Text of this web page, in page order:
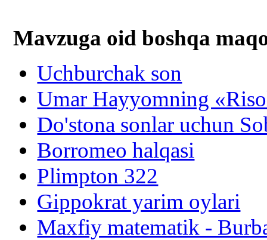
Mavzuga oid boshqa
Uchburchak son
Umar Hayyomning
Do'stona sonlar uchun
Borromeo halqasi
Plimpton 322
Gippokrat yarim oylari
Maxfiy matematik -